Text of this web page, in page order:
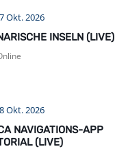
Okt. 2026
INSELN (LIVE)
Okt. 2026
NAVIGATIONS-APP
(LIVE)